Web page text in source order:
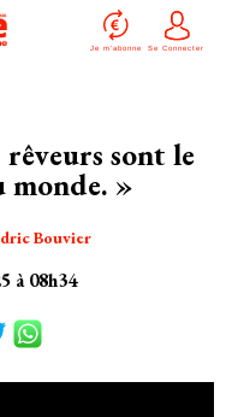
Je m'abonne Se Connecter
sont le
»
Bouvier
à 08h34